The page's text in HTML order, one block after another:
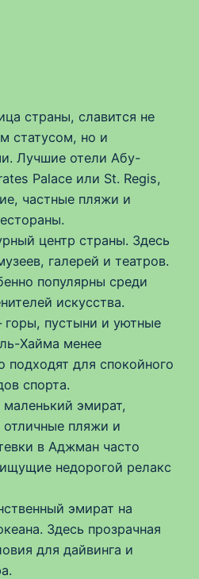
страны, славится не
статусом, но и
Лучшие отели Абу-
Palace или St. Regis,
частные пляжи и
центр страны. Здесь
галерей и театров.
популярны среди
искусства.
пустыни и уютные
Хайма менее
подходят для спокойного
спорта.
эмират,
отличные пляжи и
в Аджман часто
недорогой релакс
эмират на
Здесь прозрачная
для дайвинга и